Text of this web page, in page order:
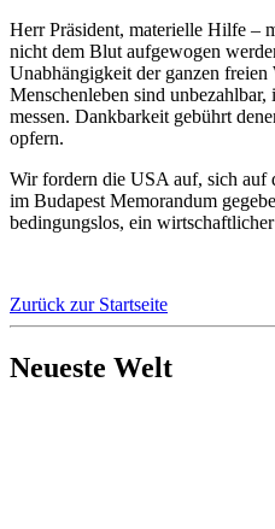
Herr Präsident, materielle Hilfe –
nicht dem Blut aufgewogen
Unabhängigkeit der ganzen freien
Menschenleben sind
messen. Dankbarkeit gebührt
opfern.
Wir fordern die USA auf, sich auf
im Budapest Memorandum
bedingungslos, ein
Zurück zur Startseite
Neueste Welt